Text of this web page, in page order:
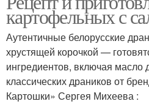
картофельных с
Аутентичные белорусские
хрустящей корочкой —
ингредиентов, включая масло
классических драников от
Картошки» Сергея Михеева :